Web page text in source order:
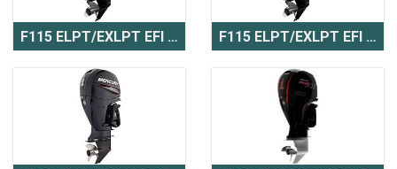
F115 ELPT/EXLPT EFI Pro XS F115 ELPT/EXLPT EFI Pro XS CT